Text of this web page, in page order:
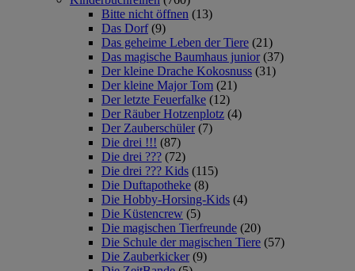
Bitte nicht öffnen (13)
Das Dorf (9)
Das geheime Leben der Tiere (21)
Das magische Baumhaus junior (37)
Der kleine Drache Kokosnuss (31)
Der kleine Major Tom (21)
Der letzte Feuerfalke (12)
Der Räuber Hotzenplotz (4)
Der Zauberschüler (7)
Die drei !!! (87)
Die drei ??? (72)
Die drei ??? Kids (115)
Die Duftapotheke (8)
Die Hobby-Horsing-Kids (4)
Die Küstencrew (5)
Die magischen Tierfreunde (20)
Die Schule der magischen Tiere (57)
Die Zauberkicker (9)